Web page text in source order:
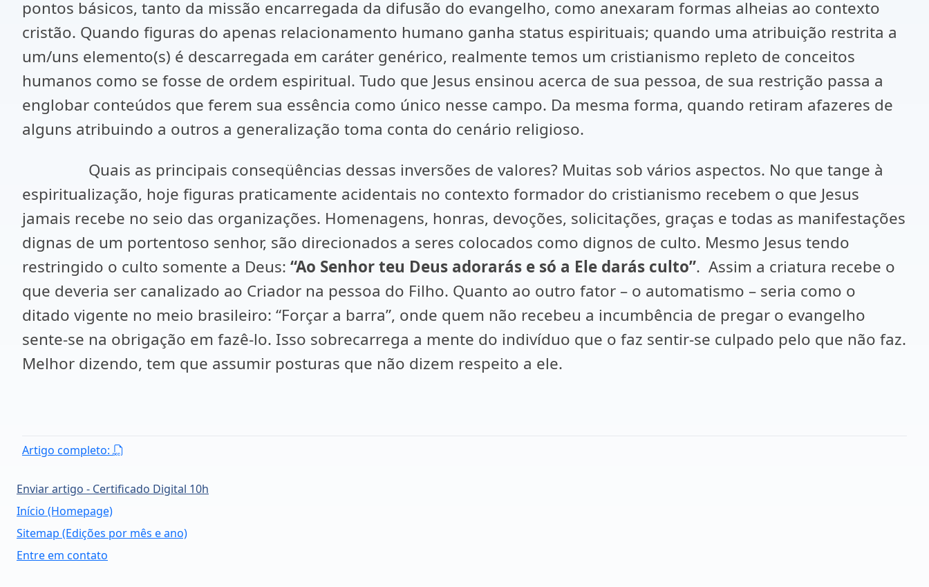
pontos básicos, tanto da missão encarregada da difusão do evangelho, como anexaram formas alheias ao contexto
cristão. Quando figuras do apenas relacionamento humano ganha status espirituais; quando uma atribuição restrita a
um/uns elemento(s) é descarregada em caráter genérico, realmente temos um cristianismo repleto de conceitos
humanos como se fosse de ordem espiritual. Tudo que Jesus ensinou acerca de sua pessoa, de sua restrição passa a
englobar conteúdos que ferem sua essência como único nesse campo. Da mesma forma, quando retiram afazeres de
alguns atribuindo a outros a generalização toma conta do cenário religioso.
Quais as principais conseqüências dessas inversões de valores? Muitas sob vários aspectos. No que tange à
espiritualização, hoje figuras praticamente acidentais no contexto formador do cristianismo recebem o que Jesus
jamais recebe no seio das organizações. Homenagens, honras, devoções, solicitações, graças e todas as manifestações
dignas de um portentoso senhor, são direcionados a seres colocados como dignos de culto. Mesmo Jesus tendo
restringido o culto somente a Deus: “Ao Senhor teu Deus adorarás e só a Ele darás culto”. Assim a criatura recebe o
que deveria ser canalizado ao Criador na pessoa do Filho. Quanto ao outro fator – o automatismo – seria como o
ditado vigente no meio brasileiro: “Forçar a barra”, onde quem não recebeu a incumbência de pregar o evangelho
sente-se na obrigação em fazê-lo. Isso sobrecarrega a mente do indivíduo que o faz sentir-se culpado pelo que não faz.
Melhor dizendo, tem que assumir posturas que não dizem respeito a ele.
Artigo completo:
Enviar artigo - Certificado Digital 10h
Início (Homepage)
Sitemap (Edições por mês e ano)
Entre em contato